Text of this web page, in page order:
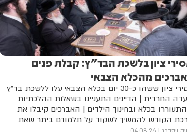
ציון בלשכת הבד"ץ: קבלת פנים
מהכלא הצבאי
אסירי ציון ששהו כ-30 יום בכלא הצבאי עלו ללשכת בד"ץ
החרדית | הדיינים התעניינו בשאלות ההלכתיות
בכלא ובחינוך הילדים | האברכים קיבלו את
הקודש להמשיך לשקוד על תלמודם ביתר שאת